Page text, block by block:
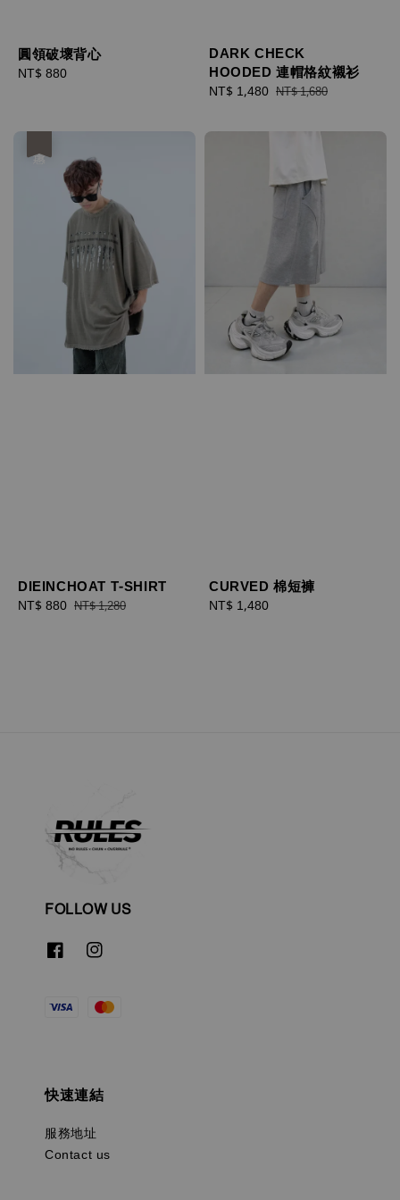
圓領破壞背心
Regular
NT$ 880
DARK CHECK
HOODED 連帽格紋襯衫
Sale
NT$ 1,480 Regular
NT$ 1,680
DIEINCHOAT T-SHIRT
Sale
NT$ 880 Regular
NT$ 1,280
CURVED 棉短褲
Regular
NT$ 1,480
FOLLOW US
快速連結
服務地址
Contact us